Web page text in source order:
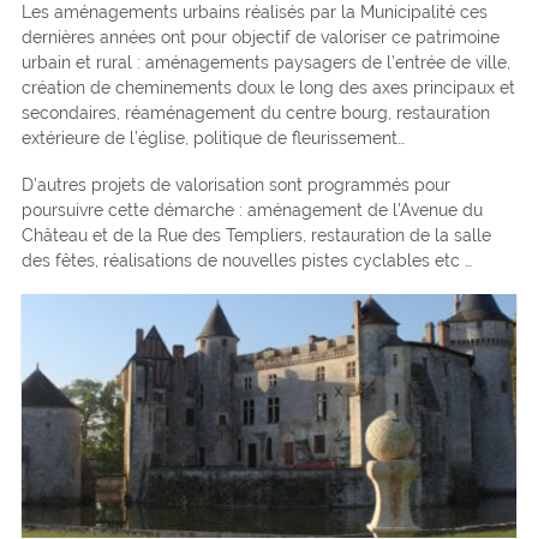
Les aménagements urbains réalisés par la Municipalité ces
dernières années ont pour objectif de valoriser ce patrimoine
urbain et rural : aménagements paysagers de l’entrée de ville,
création de cheminements doux le long des axes principaux et
secondaires, réaménagement du centre bourg, restauration
extérieure de l’église, politique de fleurissement…
D’autres projets de valorisation sont programmés pour
poursuivre cette démarche : aménagement de l’Avenue du
Château et de la Rue des Templiers, restauration de la salle
des fêtes, réalisations de nouvelles pistes cyclables etc …